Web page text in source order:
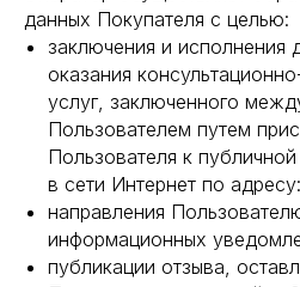
данных Покупателя с целью:
заключения и исполнения
оказания
услуг, заключенного
Пользователем путем
Пользователя к
в сети Интернет по
направления
информационных
публикации отзыва,